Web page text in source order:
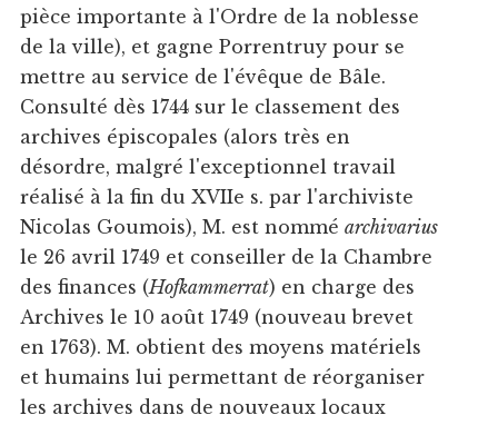
pièce importante à l'Ordre de la noblesse
de la ville), et gagne Porrentruy pour se
mettre au service de l'évêque de Bâle.
Consulté dès 1744 sur le classement des
archives épiscopales (alors très en
désordre, malgré l'exceptionnel travail
réalisé à la fin du XVIIe s. par l'archiviste
Nicolas Goumois), M. est nommé archivarius
le 26 avril 1749 et conseiller de la Chambre
des finances (Hofkammerrat) en charge des
Archives le 10 août 1749 (nouveau brevet
en 1763). M. obtient des moyens matériels
et humains lui permettant de réorganiser
les archives dans de nouveaux locaux